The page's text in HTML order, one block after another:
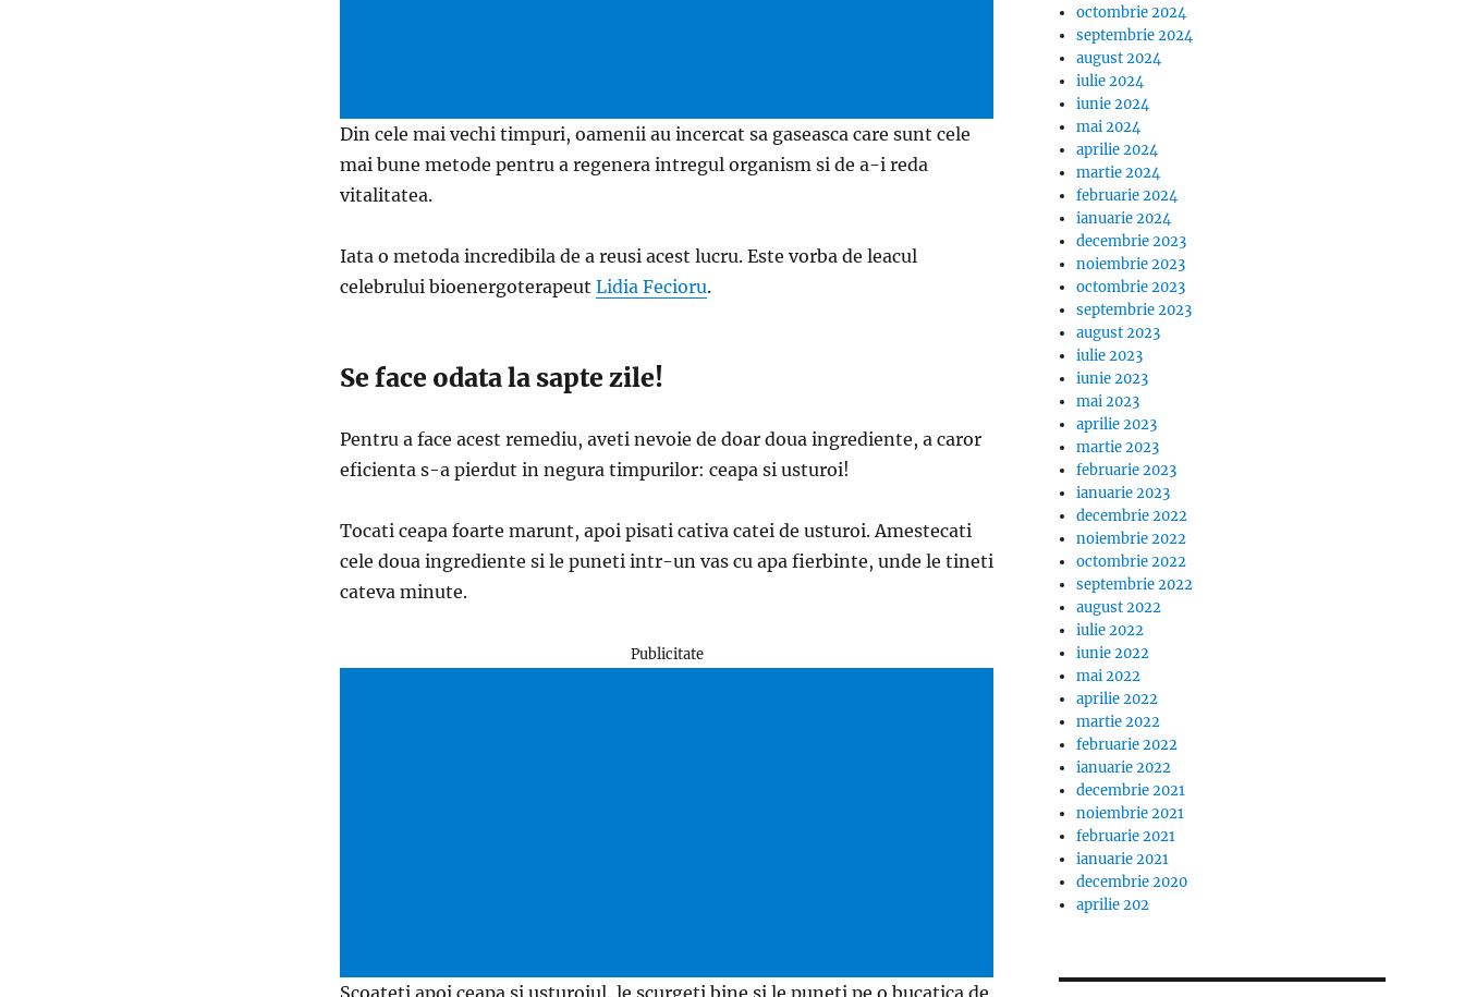
Din cele mai vechi timpuri, oamenii au incercat sa gaseasca care sunt cele
mai bune metode pentru a regenera intregul organism si de a-i reda
vitalitatea.
Iata o metoda incredibila de a reusi acest lucru. Este vorba de leacul
celebrului bioenergoterapeut Lidia Fecioru.
Se face odata la sapte zile!
Pentru a face acest remediu, aveti nevoie de doar doua ingrediente, a caror
eficienta s-a pierdut in negura timpurilor: ceapa si usturoi!
Tocati ceapa foarte marunt, apoi pisati cativa catei de usturoi. Amestecati
cele doua ingrediente si le puneti intr-un vas cu apa fierbinte, unde le tineti
cateva minute.
Publicitate
Scoateti apoi ceapa si usturoiul, le scurgeti bine si le puneti pe o bucatica de
octombrie 2024
septembrie 2024
august 2024
iulie 2024
iunie 2024
mai 2024
aprilie 2024
martie 2024
februarie 2024
ianuarie 2024
decembrie 2023
noiembrie 2023
octombrie 2023
septembrie 2023
august 2023
iulie 2023
iunie 2023
mai 2023
aprilie 2023
martie 2023
februarie 2023
ianuarie 2023
decembrie 2022
noiembrie 2022
octombrie 2022
septembrie 2022
august 2022
iulie 2022
iunie 2022
mai 2022
aprilie 2022
martie 2022
februarie 2022
ianuarie 2022
decembrie 2021
noiembrie 2021
februarie 2021
ianuarie 2021
decembrie 2020
aprilie 202